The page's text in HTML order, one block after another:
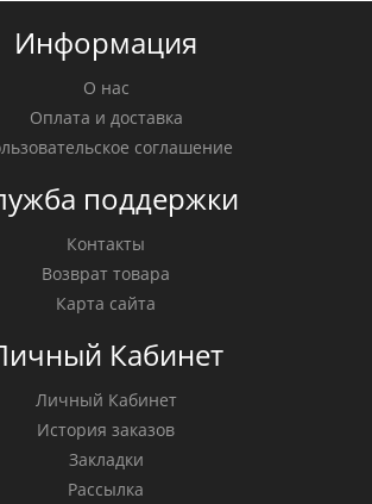
Информация
О нас
Оплата и доставка
соглашение
поддержки
Контакты
Возврат товара
Карта сайта
Кабинет
Личный Кабинет
История заказов
Закладки
Рассылка